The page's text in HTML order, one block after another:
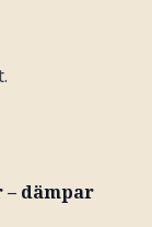
dämpar